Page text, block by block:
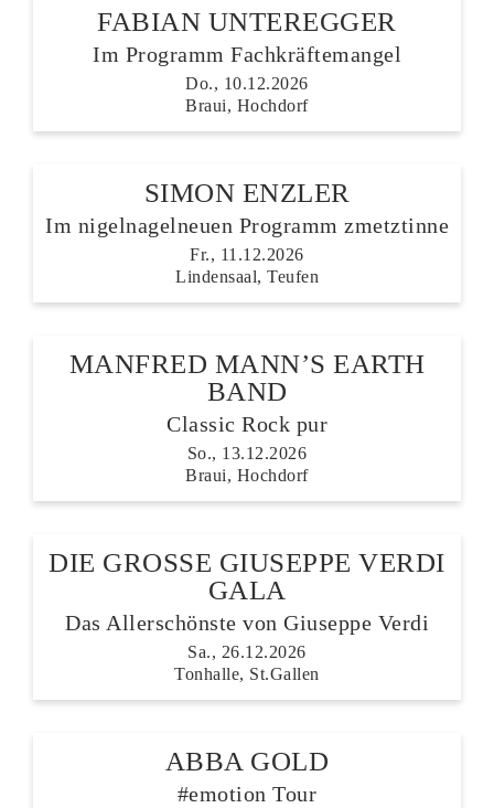
FABIAN UNTEREGGER
Im Programm Fachkräftemangel
Do., 10.12.2026
Braui, Hochdorf
SIMON ENZLER
Im nigelnagelneuen Programm zmetztinne
Fr., 11.12.2026
Lindensaal, Teufen
MANFRED MANN’S EARTH
BAND
Classic Rock pur
So., 13.12.2026
Braui, Hochdorf
DIE GROSSE GIUSEPPE VERDI
GALA
Das Allerschönste von Giuseppe Verdi
Sa., 26.12.2026
Tonhalle, St.Gallen
ABBA GOLD
#emotion Tour